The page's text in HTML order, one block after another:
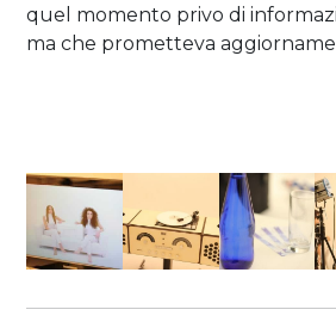
quel momento privo di
ma che prometteva